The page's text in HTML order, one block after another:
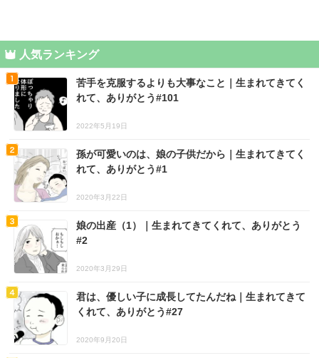
人気ランキング
苦手を克服するよりも大事なこと｜生まれてきてく
れて、ありがとう#101
2022年5月19日
孫が可愛いのは、娘の子供だから｜生まれてきてく
れて、ありがとう#1
2020年3月22日
娘の出産（1）｜生まれてきてくれて、ありがとう
#2
2020年3月29日
君は、優しい子に成長してたんだね｜生まれてきて
くれて、ありがとう#27
2020年9月20日